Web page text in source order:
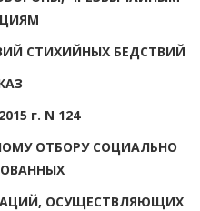
СТИХИЙНЫХ БЕДСТВИЙ
г. N 124
ОТБОРУ СОЦИАЛЬНО
ОСУЩЕСТВЛЯЮЩИХ